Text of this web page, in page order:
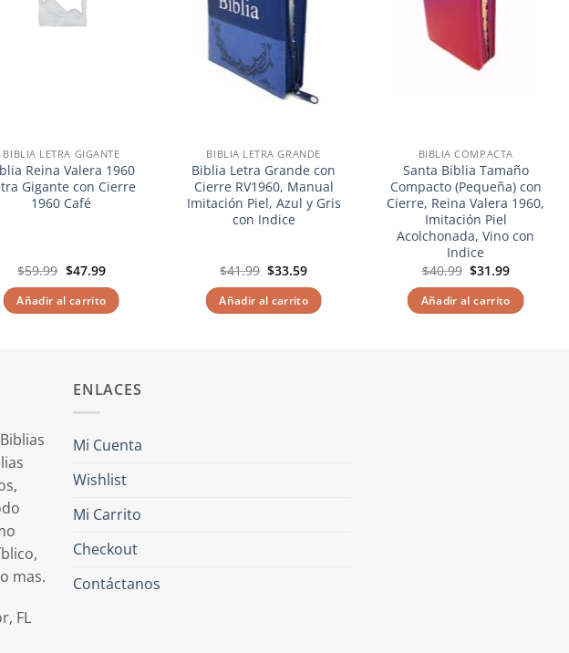
BIBLIA LETRA GIGANTE
Reina Valera 1960
Gigante con Cierre
1960 Café
$59.99 El
original
era:
$47.99El
actual
es:
Añadir al carrito
BIBLIA LETRA GRANDE
Biblia Letra Grande con
Cierre RV1960, Manual
Imitación Piel, Azul y Gris
con Indice
$41.99 El
original
era:
$33.59El
actual
es:
Añadir al carrito
BIBLIA COMPACTA
Santa Biblia Tamaño
Compacto (Pequeña) con
Cierre, Reina Valera 1960,
Imitación Piel
Acolchonada, Vino con
Indice
$40.99 El
original
era:
$31.99El
actual
es:
Añadir al carrito
mas.
FL
ENLACES
Mi Cuenta
Wishlist
Mi Carrito
Checkout
Contáctanos